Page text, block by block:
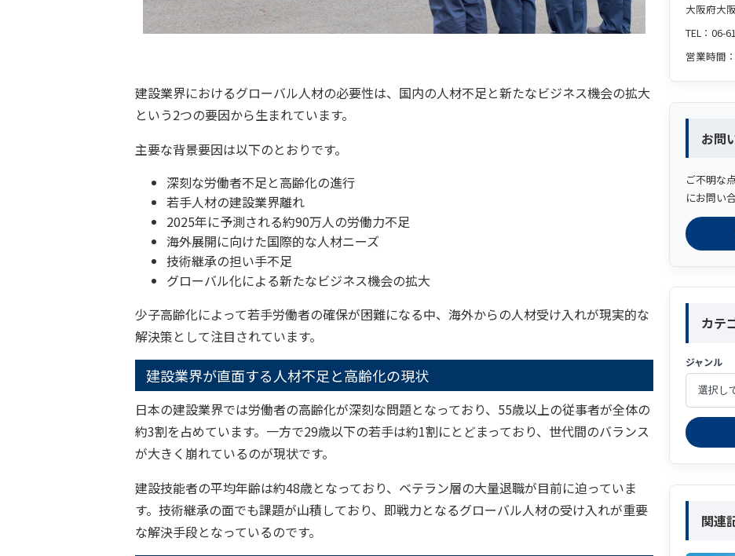
建設業界におけるグローバル人材の必要性は、国内の人材不足と新たなビジネス機会の拡大
という2つの要因から生まれています。
主要な背景要因は以下のとおりです。
深刻な労働者不足と高齢化の進行
若手人材の建設業界離れ
2025年に予測される約90万人の労働力不足
海外展開に向けた国際的な人材ニーズ
技術継承の担い手不足
グローバル化による新たなビジネス機会の拡大
少子高齢化によって若手労働者の確保が困難になる中、海外からの人材受け入れが現実的な
解決策として注目されています。
建設業界が直面する人材不足と高齢化の現状
日本の建設業界では労働者の高齢化が深刻な問題となっており、55歳以上の従事者が全体の
約3割を占めています。一方で29歳以下の若手は約1割にとどまっており、世代間のバランス
が大きく崩れているのが現状です。
建設技能者の平均年齢は約48歳となっており、ベテラン層の大量退職が目前に迫っていま
す。技術継承の面でも課題が山積しており、即戦力となるグローバル人材の受け入れが重要
な解決手段となっているのです。
大阪府大
TEL： 06-
営業時間
お問
ご不明な
にお問い
カテ
ジャンル
関連